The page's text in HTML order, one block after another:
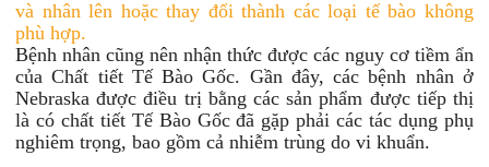
và nhân lên hoặc thay đổi thành các loại tế bào không
phù hợp.
Bệnh nhân cũng nên nhận thức được các nguy cơ tiềm ẩn
của Chất tiết Tế Bào Gốc. Gần đây, các bệnh nhân ở
Nebraska được điều trị bằng các sản phẩm được tiếp thị
là có chất tiết Tế Bào Gốc đã gặp phải các tác dụng phụ
nghiêm trọng, bao gồm cả nhiễm trùng do vi khuẩn.